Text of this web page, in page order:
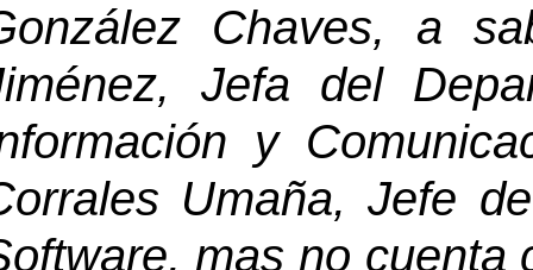
Chaves, a
Jefa del
y
Umaña, Jefe
mas no cuenta